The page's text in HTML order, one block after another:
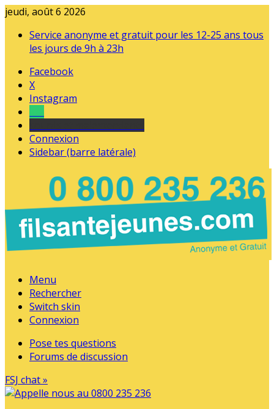
jeudi, août 6 2026
Service anonyme et gratuit pour les 12-25 ans tous
les jours de 9h à 23h
Facebook
X
Instagram
Connexion
Sidebar (barre latérale)
Menu
Rechercher
Switch skin
Connexion
Pose tes questions
Forums de discussion
FSJ chat »